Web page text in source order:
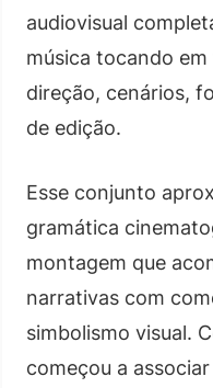
audiovisual
música tocando
direção, cenários,
de edição.
Esse conjunto
gramática
montagem que
narrativas com
simbolismo visual.
começou a